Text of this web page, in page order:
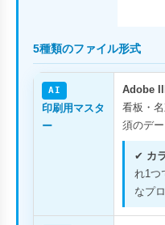
5種類のファイル形式
AI
印刷用マスタ
ー
Adobe
看板・
須のデー
✔ カ
れ1つ
なプ